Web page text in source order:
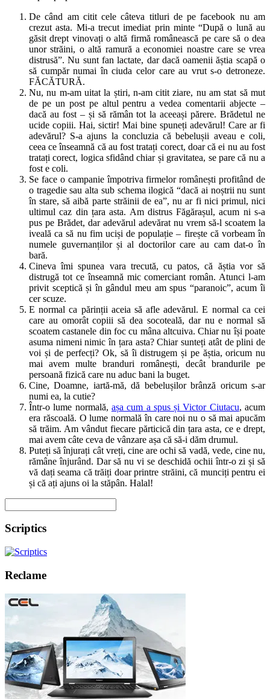
De când am citit cele câteva titluri de pe facebook nu am
crezut asta. Mi-a trecut imediat prin minte “După o lună au
găsit drept vinovați o altă firmă românească pe care să o dea
unor străini, o altă ramură a economiei noastre care se vrea
distrusă”. Nu sunt fan lactate, dar dacă oamenii ăștia scapă o
să cumpăr numai în ciuda celor care au vrut s-o detroneze.
FĂCĂTURĂ.
Nu, nu m-am uitat la știri, n-am citit ziare, nu am stat să mut
de pe un post pe altul pentru a vedea comentarii abjecte –
dacă au fost – și să rămân tot la aceeași părere. Brădetul ne
ucide copiii. Hai, sictir! Mai bine spuneți adevărul! Care ar fi
adevărul? S-a ajuns la concluzia că bebelușii aveau e coli,
ceea ce înseamnă că au fost tratați corect, doar că ei nu au fost
tratați corect, logica sfidând chiar și gravitatea, se pare că nu a
fost e coli.
Se face o campanie împotriva firmelor românești profitând de
o tragedie sau alta sub schema ilogică “dacă ai noștrii nu sunt
în stare, să aibă parte străinii de ea”, nu ar fi nici primul, nici
ultimul caz din țara asta. Am distrus Făgărașul, acum ni s-a
pus pe Brădet, dar adevărul adevărat nu vrem să-l scoatem la
iveală ca să nu fim uciși de populație – firește că vorbeam în
numele guvernanților și al doctorilor care au cam dat-o în
bară.
Cineva îmi spunea vara trecută, cu patos, că ăștia vor să
distrugă tot ce înseamnă mic comerciant român. Atunci l-am
privit sceptică și în gândul meu am spus “paranoic”, acum îi
cer scuze.
E normal ca părinții aceia să afle adevărul. E normal ca cei
care au omorât copiii să dea socoteală, dar nu e normal să
scoatem castanele din foc cu mâna altcuiva. Chiar nu își poate
asuma nimeni nimic în țara asta? Chiar sunteți atât de plini de
voi și de perfecți? Ok, să îi distrugem și pe ăștia, oricum nu
mai avem multe branduri românești, decât brandurile pe
persoană fizică care nu aduc bani la buget.
Cine, Doamne, iartă-mă, dă bebelușilor brânză oricum s-ar
numi ea, la cutie?
Într-o lume normală, așa cum a spus și Victor Ciutacu, acum
era răscoală. O lume normală în care noi nu o să mai apucăm
să trăim. Am vândut fiecare părticică din țara asta, ce e drept,
mai avem câte ceva de vânzare așa că să-i dăm drumul.
Puteți să înjurați cât vreți, cine are ochi să vadă, vede, cine nu,
rămâne înjurând. Dar să nu vi se deschidă ochii într-o zi și să
vă dați seama că trăiți doar printre străini, că munciți pentru ei
și că ați ajuns oi la stăpân. Halal!
Scriptics
Reclame